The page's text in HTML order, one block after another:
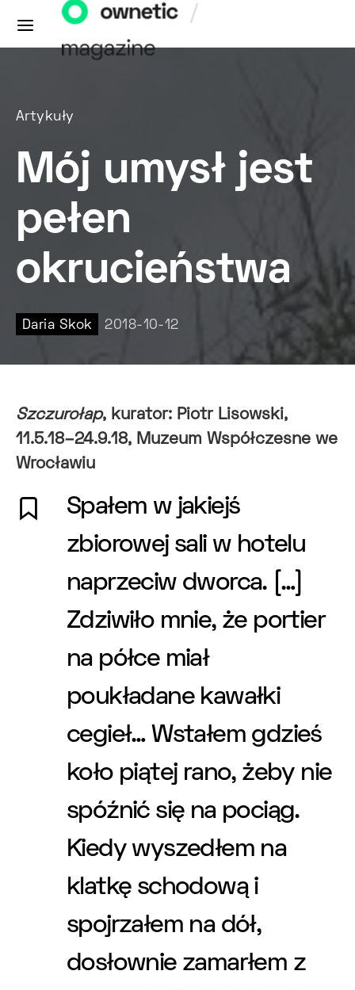
Artykuły
Mój umysł jest
pełen
okrucieństwa
Daria Skok 2018-10-12
Szczurołap, kurator: Piotr Lisowski,
11.5.18–24.9.18, Muzeum Współczesne we
Wrocławiu
Spałem w jakiejś
zbiorowej sali w hotelu
naprzeciw dworca. […]
Zdziwiło mnie, że portier
na półce miał
poukładane kawałki
cegieł… Wstałem gdzieś
koło piątej rano, żeby nie
spóźnić się na pociąg.
Kiedy wyszedłem na
klatkę schodową i
spojrzałem na dół,
dosłownie zamarłem z